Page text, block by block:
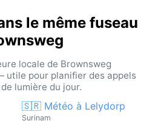
le même fuseau
locale de Brownsweg
utile pour planifier des appels
lumière du jour.
🇸🇷 Météo à Lelydorp
Surinam